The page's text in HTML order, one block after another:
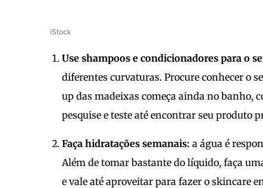
iStock
Use shampoos e condicionadores para o
diferentes curvaturas. Procure conhecer o
up das madeixas começa ainda no banho,
pesquise e teste até encontrar seu produto
Faça hidratações semanais: a água é
Além de tomar bastante do líquido, faça
e vale até aproveitar para fazer o skincare